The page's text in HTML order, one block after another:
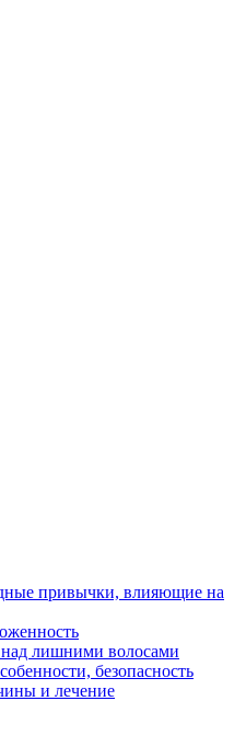
привычки, влияющие на
лишними волосами
безопасность
и лечение